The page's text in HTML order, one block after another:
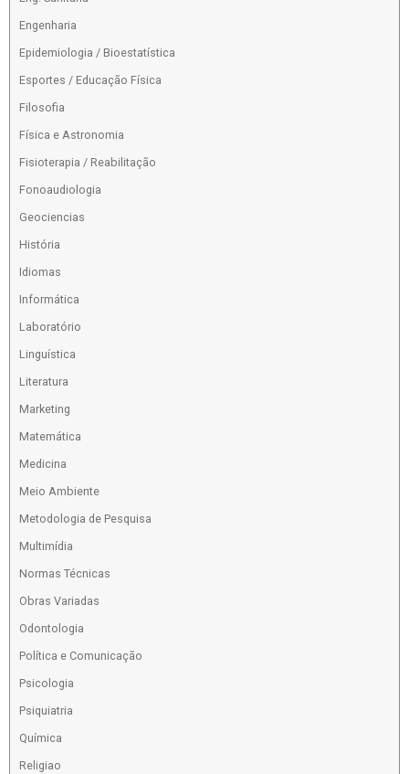
Engenharia
Epidemiologia / Bioestatística
Esportes / Educação Física
Filosofia
Física e Astronomia
Fisioterapia / Reabilitação
Fonoaudiologia
Geociencias
História
Idiomas
Informática
Laboratório
Linguística
Literatura
Marketing
Matemática
Medicina
Meio Ambiente
Metodologia de Pesquisa
Multimídia
Normas Técnicas
Obras Variadas
Odontologia
Política e Comunicação
Psicologia
Psiquiatria
Química
Religiao